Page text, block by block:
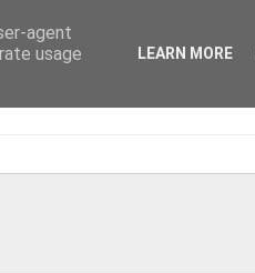
agent
usage
LEARN MORE